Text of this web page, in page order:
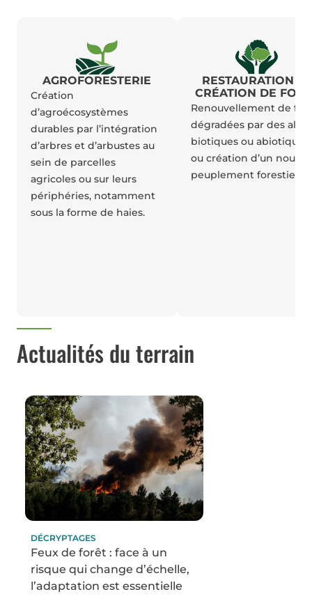
AGROFORESTERIE
Création
d’agroécosystèmes
durables par l’intégration
d’arbres et d’arbustes au
sein de parcelles
agricoles ou sur leurs
périphéries, notamment
sous la forme de haies.
RESTAURATION ET
CRÉATION DE
Renouvellement de
dégradées par des aléas
biotiques ou abiotiques,
ou création d’un
peuplement forestier.
Actualités du terrain
DÉCRYPTAGES
Feux de forêt : face à un
risque qui change d’échelle,
l’adaptation est essentielle